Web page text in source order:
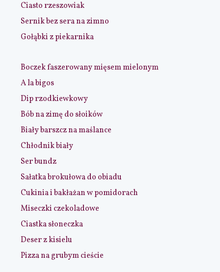
Ciasto rzeszowiak
Sernik bez sera na zimno
Gołąbki z piekarnika
Boczek faszerowany mięsem mielonym
A la bigos
Dip rzodkiewkowy
Bób na zimę do słoików
Biały barszcz na maślance
Chłodnik biały
Ser bundz
Sałatka brokułowa do obiadu
Cukinia i bakłażan w pomidorach
Miseczki czekoladowe
Ciastka słoneczka
Deser z kisielu
Pizza na grubym cieście